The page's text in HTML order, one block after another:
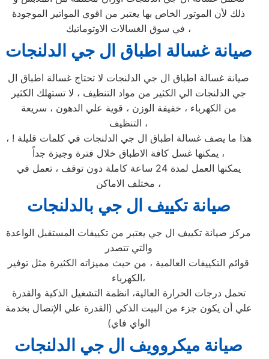
ذلك لأن الموتور الخاص بها يعتبر من اقوي المواتير الموجودة
في سوق الغسالات الاوتوماتيك ،
صيانة غسالة اطباق ال جي الدلنجات
صيانة غسالة اطباق ال جي الدلنجات لا تحتاج غسالة اطباق ال
جي الدلنجات الي الكثير من مواد التنظيف ، لا تستهلك الكثير
من الكهرباء ، خفيفة الوزن ، قوية علي الدهون ، سريعة
التنظيف ،
هذا ما يصف غسالة اطباق ال جي الدلنجات في كلمات قليلة ! ،
يمكنها غسل كافة الاطباق خلال فترة وجيزة جداً ،
يمكنها العمل لمدة 24 ساعة كاملة دون توقف ، تعمل في
مختلف الاماكن ،
صيانة تكييف ال جي بالدلنجات
مركز صيانة تكييف ال جي يعتبر من تكييفات المستقبل الواعدة
والتي تتصدر
قوائم التكييفات العالمية ، من حيث مميزاته الكثيرة مثل توفير
الكهرباء،
تحمل درجات الحرارة العالية، انظمة التشغيل الذكية والقدرة
علي أن يكون جزء من البيت الذكي (القدرة علي الإتصال بخدمة
الواي فاي)
صيانة ميكروويف ال جي الدلنجات